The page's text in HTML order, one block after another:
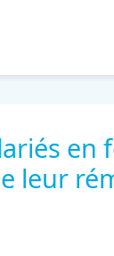
leur